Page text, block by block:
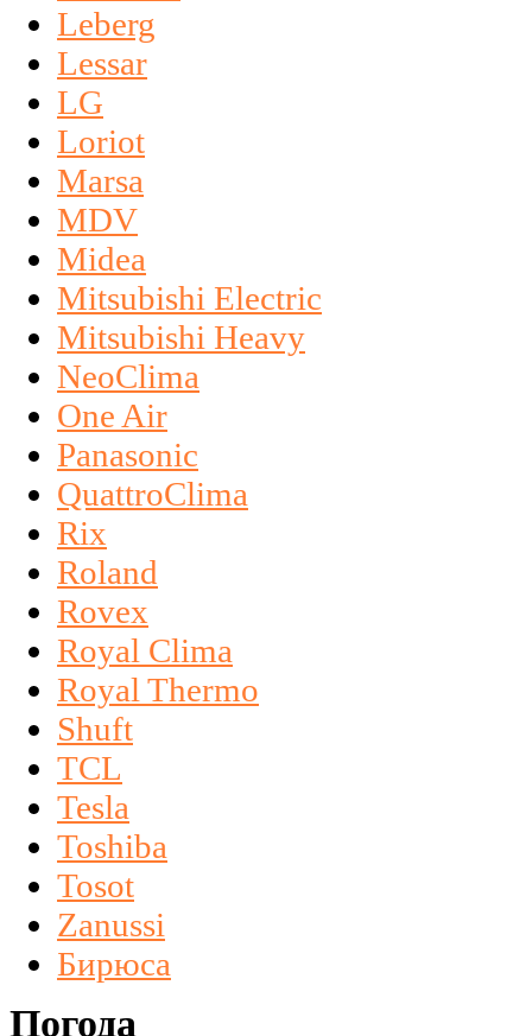
Leberg
Lessar
LG
Loriot
Marsa
MDV
Midea
Mitsubishi Electric
Mitsubishi Heavy
NeoClima
One Air
Panasonic
QuattroClima
Rix
Roland
Rovex
Royal Clima
Royal Thermo
Shuft
TCL
Tesla
Toshiba
Tosot
Zanussi
Бирюса
Погода